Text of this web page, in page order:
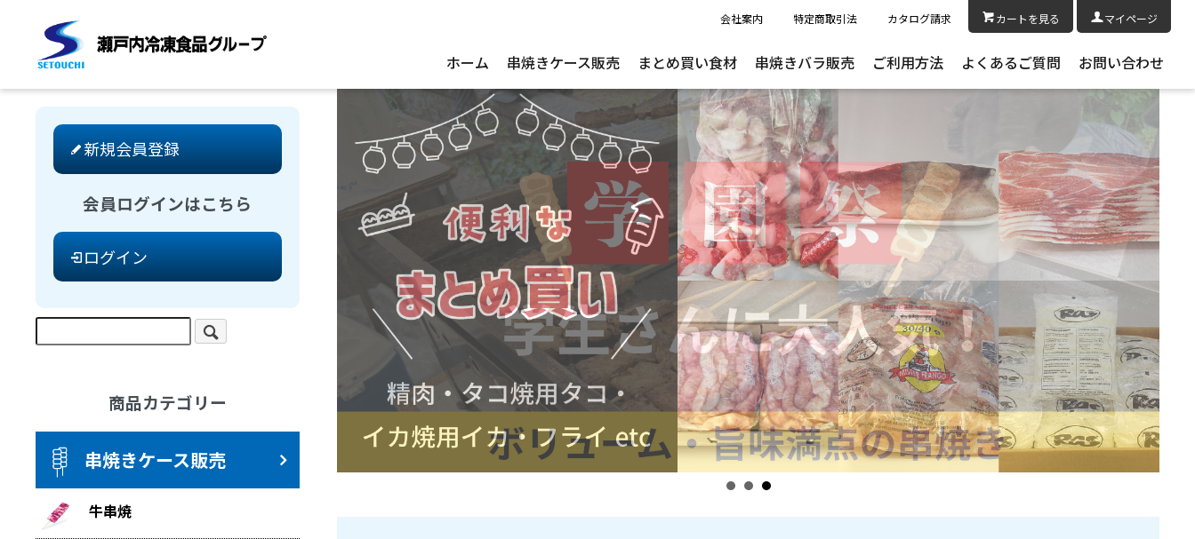
会社案内 特定商取引法 カタログ請求 カートを見る マイページ
ホーム 串焼きケース販売 まとめ買い食材 串焼きバラ販売 ご利用方法 よくあるご質問 お問い合わせ
新規会員登録
会員ログインはこちら
ログイン
商品カテゴリー
串焼きケース販売
牛串焼